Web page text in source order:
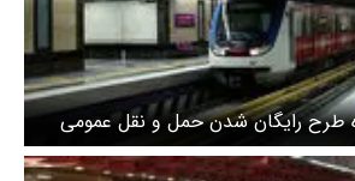
طرح رایگان شدن حمل و نقل عمومی